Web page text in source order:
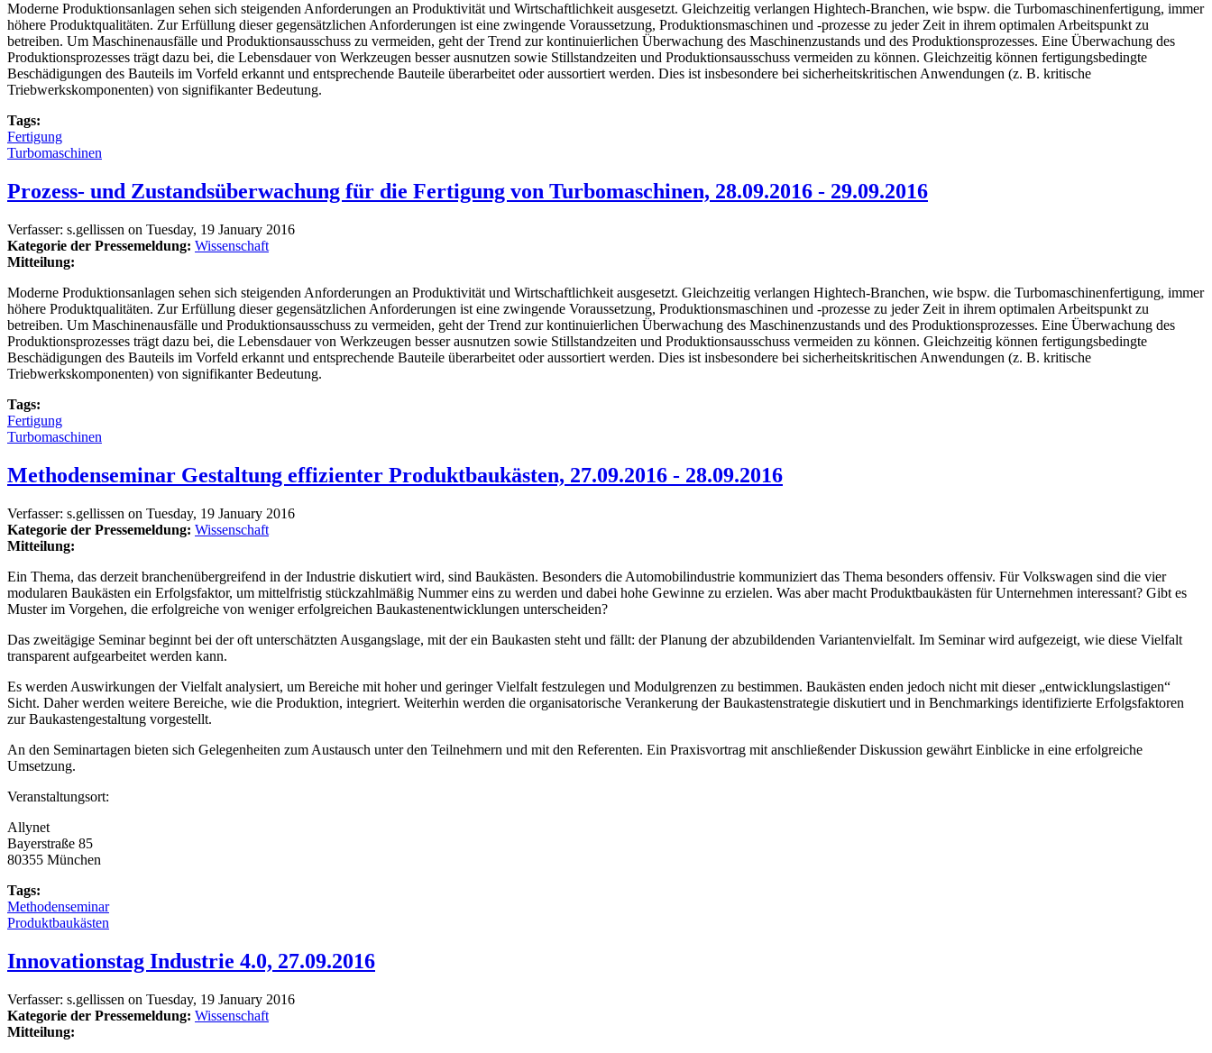
Moderne Produktionsanlagen sehen sich steigenden Anforderungen an Produktivität und Wirtschaftlichkeit ausgesetzt. Gleichzeitig verlangen Hightech-Branchen, wie bspw. die Turbomaschinenfertigung, immer
höhere Produktqualitäten. Zur Erfüllung dieser gegensätzlichen Anforderungen ist eine zwingende Voraussetzung, Produktionsmaschinen und -prozesse zu jeder Zeit in ihrem optimalen Arbeitspunkt zu
betreiben. Um Maschinenausfälle und Produktionsausschuss zu vermeiden, geht der Trend zur kontinuierlichen Überwachung des Maschinenzustands und des Produktionsprozesses. Eine Überwachung des
Produktionsprozesses trägt dazu bei, die Lebensdauer von Werkzeugen besser ausnutzen sowie Stillstandzeiten und Produktionsausschuss vermeiden zu können. Gleichzeitig können fertigungsbedingte
Beschädigungen des Bauteils im Vorfeld erkannt und entsprechende Bauteile überarbeitet oder aussortiert werden. Dies ist insbesondere bei sicherheitskritischen Anwendungen (z. B. kritische
Triebwerkskomponenten) von signifikanter Bedeutung.
Tags:
Fertigung
Turbomaschinen
Prozess- und Zustandsüberwachung für die Fertigung von Turbomaschinen, 28.09.2016 - 29.09.2016
Verfasser: s.gellissen on Tuesday, 19 January 2016
Kategorie der Pressemeldung: Wissenschaft
Mitteilung:
Moderne Produktionsanlagen sehen sich steigenden Anforderungen an Produktivität und Wirtschaftlichkeit ausgesetzt. Gleichzeitig verlangen Hightech-Branchen, wie bspw. die Turbomaschinenfertigung, immer
höhere Produktqualitäten. Zur Erfüllung dieser gegensätzlichen Anforderungen ist eine zwingende Voraussetzung, Produktionsmaschinen und -prozesse zu jeder Zeit in ihrem optimalen Arbeitspunkt zu
betreiben. Um Maschinenausfälle und Produktionsausschuss zu vermeiden, geht der Trend zur kontinuierlichen Überwachung des Maschinenzustands und des Produktionsprozesses. Eine Überwachung des
Produktionsprozesses trägt dazu bei, die Lebensdauer von Werkzeugen besser ausnutzen sowie Stillstandzeiten und Produktionsausschuss vermeiden zu können. Gleichzeitig können fertigungsbedingte
Beschädigungen des Bauteils im Vorfeld erkannt und entsprechende Bauteile überarbeitet oder aussortiert werden. Dies ist insbesondere bei sicherheitskritischen Anwendungen (z. B. kritische
Triebwerkskomponenten) von signifikanter Bedeutung.
Tags:
Fertigung
Turbomaschinen
Methodenseminar Gestaltung effizienter Produktbaukästen, 27.09.2016 - 28.09.2016
Verfasser: s.gellissen on Tuesday, 19 January 2016
Kategorie der Pressemeldung: Wissenschaft
Mitteilung:
Ein Thema, das derzeit branchenübergreifend in der Industrie diskutiert wird, sind Baukästen. Besonders die Automobilindustrie kommuniziert das Thema besonders offensiv. Für Volkswagen sind die vier
modularen Baukästen ein Erfolgsfaktor, um mittelfristig stückzahlmäßig Nummer eins zu werden und dabei hohe Gewinne zu erzielen. Was aber macht Produktbaukästen für Unternehmen interessant? Gibt es
Muster im Vorgehen, die erfolgreiche von weniger erfolgreichen Baukastenentwicklungen unterscheiden?
Das zweitägige Seminar beginnt bei der oft unterschätzten Ausgangslage, mit der ein Baukasten steht und fällt: der Planung der abzubildenden Variantenvielfalt. Im Seminar wird aufgezeigt, wie diese Vielfalt
transparent aufgearbeitet werden kann.
Es werden Auswirkungen der Vielfalt analysiert, um Bereiche mit hoher und geringer Vielfalt festzulegen und Modulgrenzen zu bestimmen. Baukästen enden jedoch nicht mit dieser „entwicklungslastigen“
Sicht. Daher werden weitere Bereiche, wie die Produktion, integriert. Weiterhin werden die organisatorische Verankerung der Baukastenstrategie diskutiert und in Benchmarkings identifizierte Erfolgsfaktoren
zur Baukastengestaltung vorgestellt.
An den Seminartagen bieten sich Gelegenheiten zum Austausch unter den Teilnehmern und mit den Referenten. Ein Praxisvortrag mit anschließender Diskussion gewährt Einblicke in eine erfolgreiche
Umsetzung.
Veranstaltungsort:
Allynet
Bayerstraße 85
80355 München
Tags:
Methodenseminar
Produktbaukästen
Innovationstag Industrie 4.0, 27.09.2016
Verfasser: s.gellissen on Tuesday, 19 January 2016
Kategorie der Pressemeldung: Wissenschaft
Mitteilung: